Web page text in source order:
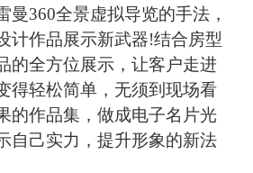
曼360全景虚拟导览的手法，
计作品展示新武器!结合房型
的全方位展示，让客户走进
得轻松简单，无须到现场看
的作品集，做成电子名片光
自己实力，提升形象的新法